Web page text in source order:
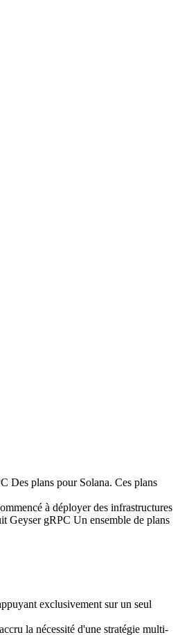
Des plans pour Solana. Ces plans
à déployer des infrastructures
Geyser gRPC Un ensemble de plans
exclusivement sur un seul
la nécessité d'une stratégie multi-